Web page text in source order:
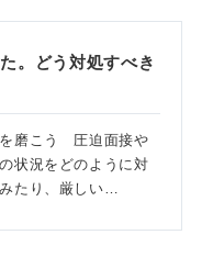
。どう対処すべき
を磨こう 圧迫面接や
状況をどのように対
たり、厳しい…